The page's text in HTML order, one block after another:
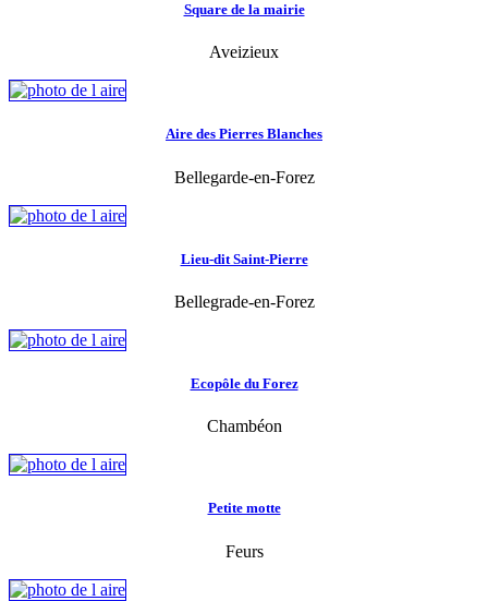
Square de la mairie
Aveizieux
Aire des Pierres Blanches
Bellegarde-en-Forez
Lieu-dit Saint-Pierre
Bellegrade-en-Forez
Ecopôle du Forez
Chambéon
Petite motte
Feurs